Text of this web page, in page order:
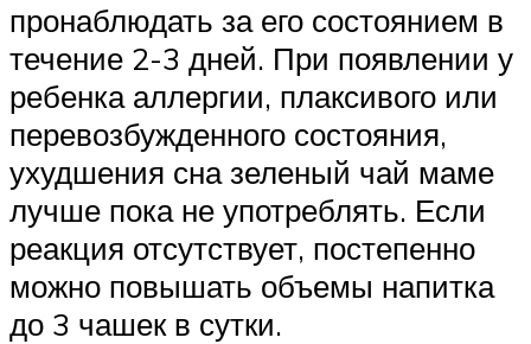
пронаблюдать за его состоянием в
течение 2-3 дней. При появлении у
ребенка аллергии, плаксивого или
перевозбужденного состояния,
ухудшения сна зеленый чай маме
лучше пока не употреблять. Если
реакция отсутствует, постепенно
можно повышать объемы напитка
до 3 чашек в сутки.